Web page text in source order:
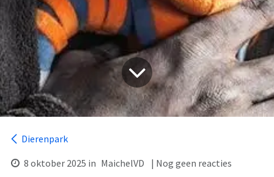
Dierenpark
8 oktober 2025 in MaichelVD | Nog geen reacties